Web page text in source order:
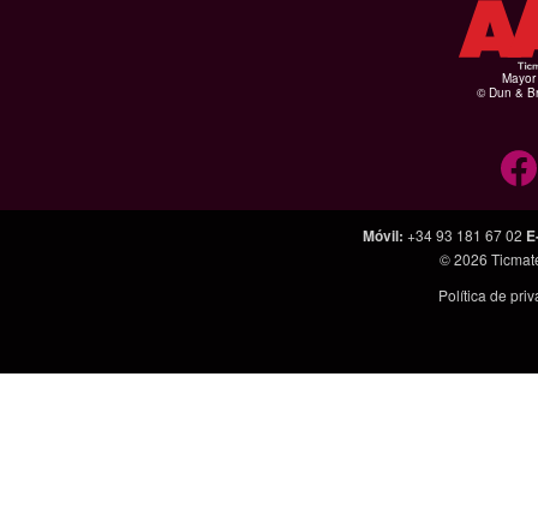
© Dun &
Móvil: +34 93 181 67 02
© 2026
Política de